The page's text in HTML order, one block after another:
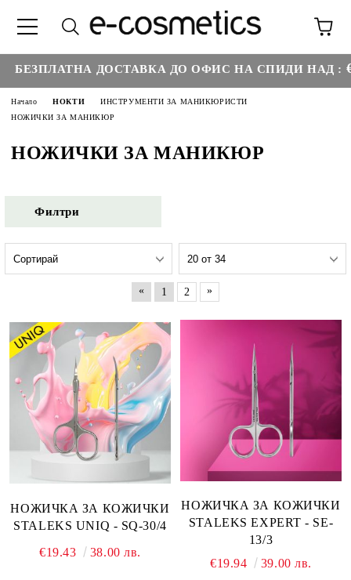
ДОСТАВКА ДО ОФИС НА СПИДИ НАД :€35.28
Начало НОКТИ
ИНСТРУМЕНТИ ЗА МАНИКЮРИСТИ
НОЖИЧКИ ЗА МАНИКЮР
НОЖИЧКИ ЗА МАНИКЮР
Филтри
« 1 2 »
НОЖИЧКА ЗА КОЖИЧКИ
STALEKS UNIQ - SQ-30/4
€19.43 38.00 лв.
НОЖИЧКА ЗА КОЖИЧКИ
STALEKS EXPERT - SE-
13/3
€19.94
39.00 лв.